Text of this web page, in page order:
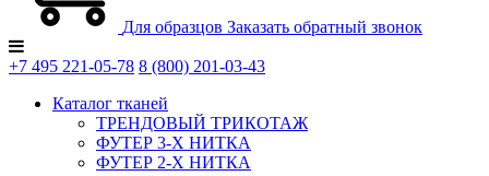
Для образцов Заказать обратный звонок
+7 495 221-05-78 8 (800) 201-03-43
Каталог тканей
ТРЕНДОВЫЙ ТРИКОТАЖ
ФУТЕР 3-Х НИТКА
ФУТЕР 2-Х НИТКА